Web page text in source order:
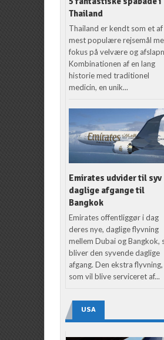
Thailand
Thailand er kendt som et
mest populære rejsemål
fokus på velvære og
Kombinationen af en lang
historie med traditionel
medicin, en unik...
Emirates udvider til syv
daglige afgange til
Bangkok
Emirates offentliggør i dag
deres nye, daglige flyvning
mellem Dubai og Bangkok,
bliver den syvende daglige
afgang. Den ekstra flyvning,
som vil blive serviceret af...
USA